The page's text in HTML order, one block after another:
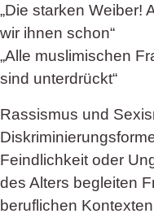
„Die starken Weiber!
wir ihnen schon“
„Alle muslimischen
sind unterdrückt“
Rassismus und
Feindlichkeit oder
des Alters begleiten
beruflichen